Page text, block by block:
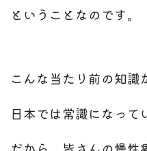
ということなのです。
こんな当たり前の知識
日本では常識になって